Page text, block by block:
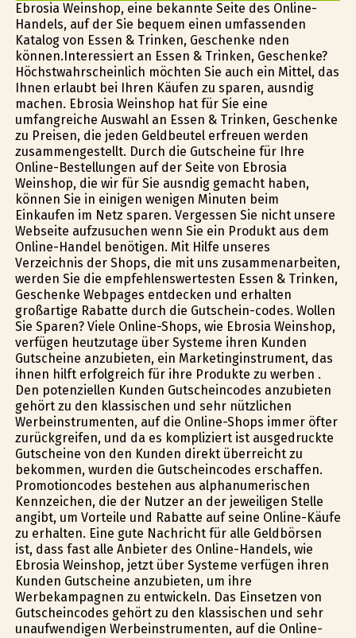
Ebrosia Weinshop, eine bekannte Seite des Online-
Handels, auf der Sie bequem einen umfassenden
Katalog von Essen & Trinken, Geschenke finden
können.Interessiert an Essen & Trinken, Geschenke?
Höchstwahrscheinlich möchten Sie auch ein Mittel, das
Ihnen erlaubt bei Ihren Käufen zu sparen, ausfindig
machen. Ebrosia Weinshop hat für Sie eine
umfangreiche Auswahl an Essen & Trinken, Geschenke
zu Preisen, die jeden Geldbeutel erfreuen werden
zusammengestellt. Durch die Gutscheine für Ihre
Online-Bestellungen auf der Seite von Ebrosia
Weinshop, die wir für Sie ausfindig gemacht haben,
können Sie in einigen wenigen Minuten beim
Einkaufen im Netz sparen. Vergessen Sie nicht unsere
Webseite aufzusuchen wenn Sie ein Produkt aus dem
Online-Handel benötigen. Mit Hilfe unseres
Verzeichnis der Shops, die mit uns zusammenarbeiten,
werden Sie die empfehlenswertesten Essen & Trinken,
Geschenke Webpages entdecken und erhalten
großartige Rabatte durch die Gutschein-codes. Wollen
Sie Sparen? Viele Online-Shops, wie Ebrosia Weinshop,
verfügen heutzutage über Systeme ihren Kunden
Gutscheine anzubieten, ein Marketinginstrument, das
ihnen hilft erfolgreich für ihre Produkte zu werben .
Den potenziellen Kunden Gutscheincodes anzubieten
gehört zu den klassischen und sehr nützlichen
Werbeinstrumenten, auf die Online-Shops immer öfter
zurückgreifen, und da es kompliziert ist ausgedruckte
Gutscheine von den Kunden direkt überreicht zu
bekommen, wurden die Gutscheincodes erschaffen.
Promotioncodes bestehen aus alphanumerischen
Kennzeichen, die der Nutzer an der jeweiligen Stelle
angibt, um Vorteile und Rabatte auf seine Online-Käufe
zu erhalten. Eine gute Nachricht für alle Geldbörsen
ist, dass fast alle Anbieter des Online-Handels, wie
Ebrosia Weinshop, jetzt über Systeme verfügen ihren
Kunden Gutscheine anzubieten, um ihre
Werbekampagnen zu entwickeln. Das Einsetzen von
Gutscheincodes gehört zu den klassischen und sehr
unaufwendigen Werbeinstrumenten, auf die Online-